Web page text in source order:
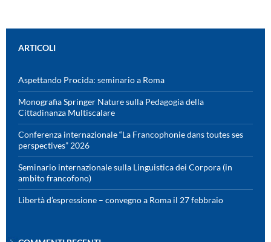
ARTICOLI
Aspettando Procida: seminario a Roma
Monografia Springer Nature sulla Pedagogia della
Cittadinanza Multiscalare
Conferenza internazionale “La Francophonie dans toutes ses
perspectives” 2026
Seminario internazionale sulla Linguistica dei Corpora (in
ambito francofono)
Libertà d’espressione – convegno a Roma il 27 febbraio